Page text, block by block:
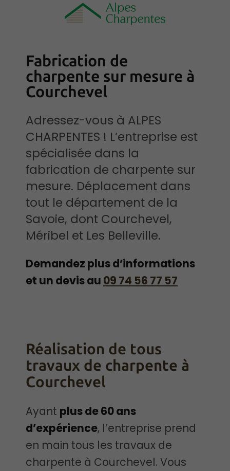
Fabrication de
charpente sur mesure à
Courchevel
Adressez-vous à ALPES
CHARPENTES ! L’entreprise est
spécialisée dans la
fabrication de charpente sur
mesure. Déplacement dans
tout le département de la
Savoie, dont Courchevel,
Méribel et Les Belleville.
Demandez plus d’informations
et un devis au 09 74 56 77 57
Réalisation de tous
travaux de charpente à
Courchevel
Ayant plus de60 ans
d’expérience, l’entreprise prend
en main tous les travaux de
charpente à Courchevel. Vous